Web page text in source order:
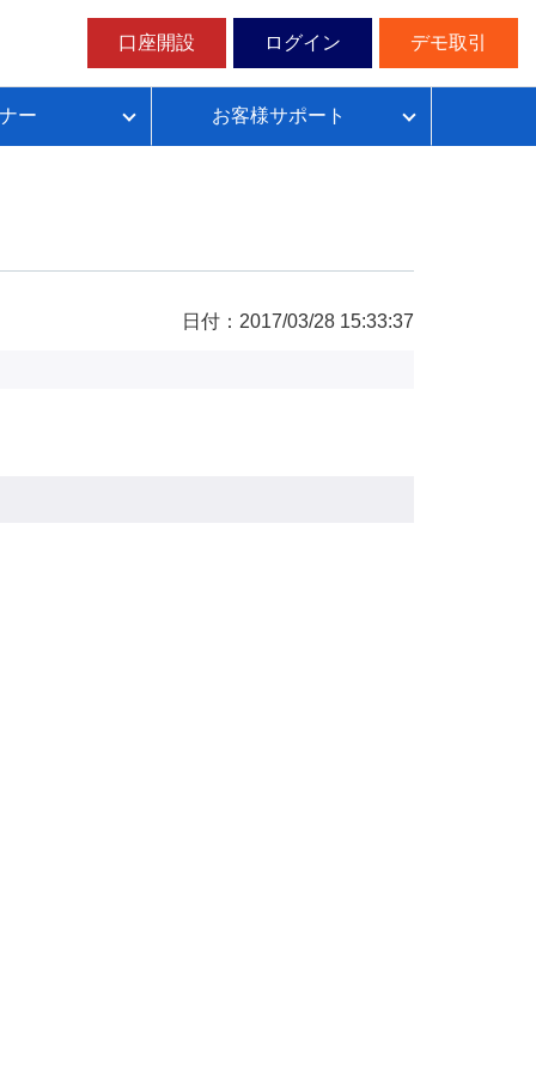
口座開設 ログイン デモ取引
ー お客様サポート
日付：2017/03/28 15:33:37